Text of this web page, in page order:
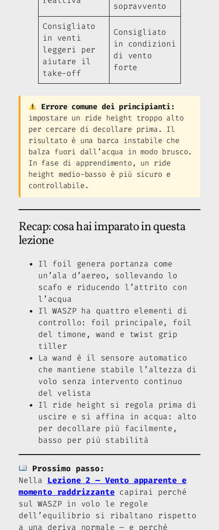
sopravvento
Consigliato
in venti
leggeri per
aiutare il
take-off
Consigliato
in condizioni
di vento
forte
Errore comune dei principianti:
impostare un ride height troppo alto
per cercare di decollare prima. Il
risultato è una barca instabile che
balza fuori dall’acqua in modo brusco.
In fase di apprendimento, un ride
height medio-basso è più sicuro e
controllabile.
Recap: cosa hai imparato in questa
lezione
Il foil genera portanza come
un’ala d’aereo, sollevando lo
scafo e riducendo l’attrito con
l’acqua
Il WASZP ha quattro elementi di
controllo: foil principale, foil
del timone, wand e twist grip
tiller
La wand è il sensore automatico
che mantiene stabile l’altezza di
volo senza intervento continuo
del velista
Il ride height si regola prima di
uscire e si affina in acqua: alto
per decollare più facilmente,
basso per più stabilità
Prossimo passo:
Nella Lezione 2 — Vento apparente e
momento raddrizzante capirai perché
sul WASZP in volo le regole
dell’equilibrio si ribaltano rispetto
a una deriva normale — e perché